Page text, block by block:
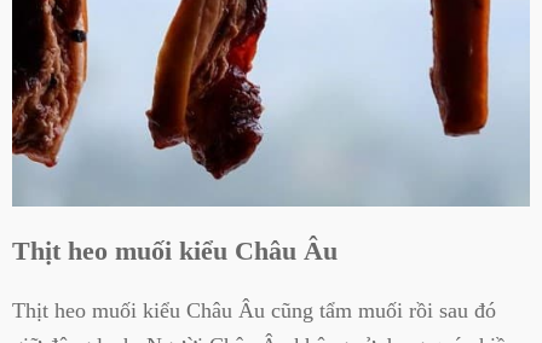
Thịt heo muối kiểu Châu Âu
Thịt heo muối kiểu Châu Âu cũng tẩm muối rồi sau đó